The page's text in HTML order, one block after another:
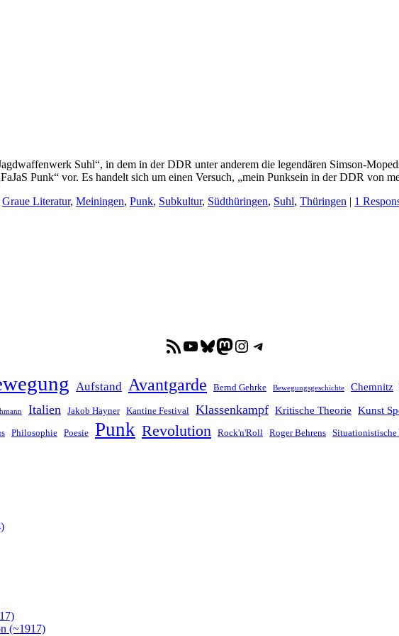
Suhl“, in dem in der DDR unter anderem die legendären Simson-
Punk“ vor. Es handelt sich um einen Versuch, „mein Punksein in der DDR
Graue Literatur, Meiningen, Punk, Subkultur, Südthüringen, Suhl, Thüringen | 1
RSS-FeedYouTube
Bluesky
Mastodon
Instagram
Telegram
Aufstand Avantgarde Bernd Gehrke Bewegungsgeschichte Chemnitz
Italien Jakob Hayner Kantine Festival Klassenkampf Kritische Theorie Kunst
Philosophie Poesie Punk Revolution Rock'n'Roll Roger Behrens
(~1917)